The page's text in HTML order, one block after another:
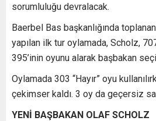
sorumluluğu devralacak.
Baerbel Bas başkanlığında
yapılan ilk tur oylamada, Scholz,
395’inin oyunu alarak başbakan
Oylamada 303 “Hayır” oyu
çekimser kaldı. 3 oy da geçersiz
YENİ BAŞBAKAN OLAF SCHOLZ